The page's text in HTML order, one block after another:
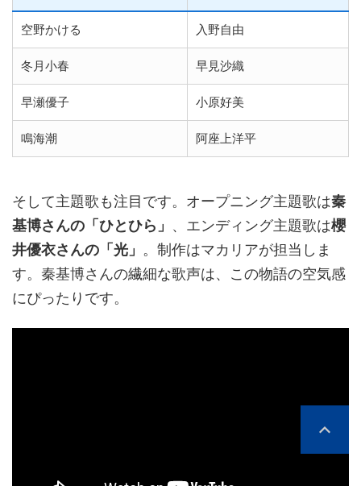
空野かける 入野自由
冬月小春 早見沙織
早瀬優子 小原好美
鳴海潮 阿座上洋平
そして主題歌も注目です。オープニング主題歌は秦
基博さんの「ひとひら」 、エンディング主題歌は櫻
井優衣さんの「光」 。制作はマカリアが担当しま
す。秦基博さんの繊細な歌声は、この物語の空気感
にぴったりです。